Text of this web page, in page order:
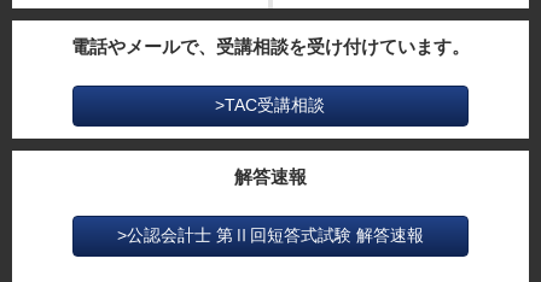
電話やメールで、受講相談を受け付けています。
>TAC受講相談
解答速報
>公認会計士 第Ⅱ回短答式試験 解答速報